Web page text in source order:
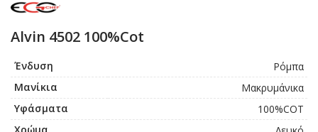
Alvin 4502 100%Cot
Ένδυση
Ρόμπα
Μανίκια
Μακρυμάνικα
Υφάσματα
100%COT